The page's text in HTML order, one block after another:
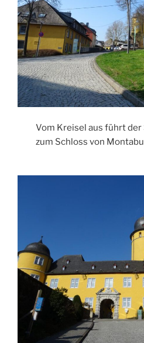
Vom Kreisel aus führt
zum Schloss von